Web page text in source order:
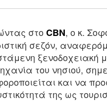
στο CBN, ο κ.
σεζόν,
ξενοδοχειακή
του νησιού,
και να
της ως